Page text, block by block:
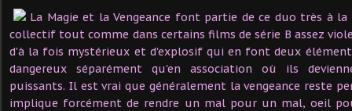
La Magie et la Vengeance font partie de ce duo très à
collectif tout comme dans certains films de série B assez
d'à la fois mystérieux et d'explosif qui en font deux
dangereux séparément qu'en association où ils
puissants. Il est vrai que généralement la vengeance reste
implique forcément de rendre un mal pour un mal, oeil